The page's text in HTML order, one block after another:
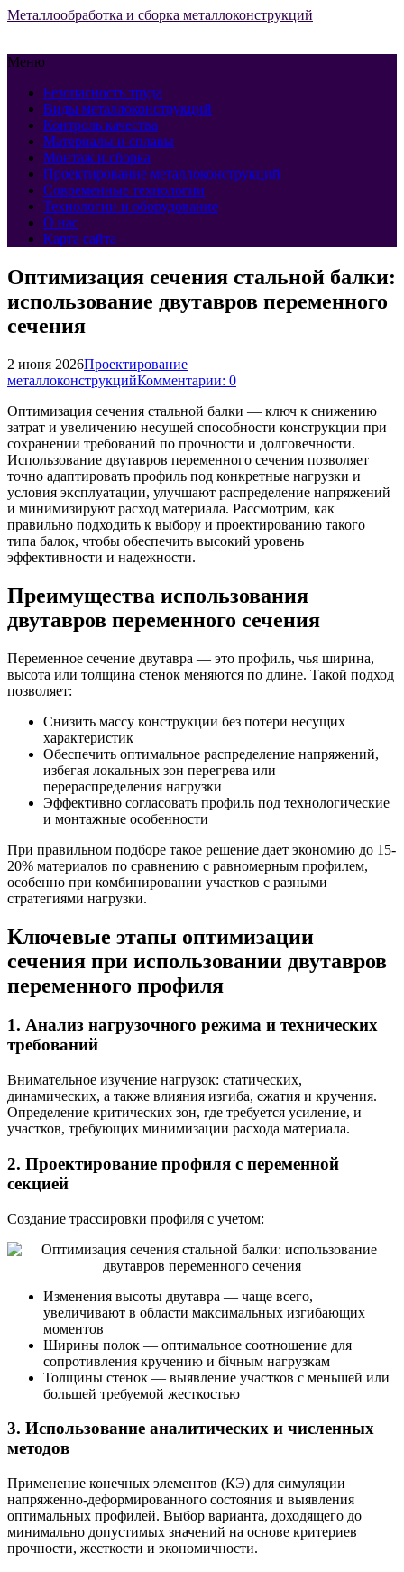
Металлообработка и сборка металлоконструкций
Меню
Безопасность труда
Виды металлоконструкций
Контроль качества
Материалы и сплавы
Монтаж и сборка
Проектирование металлоконструкций
Современные технологии
Технологии и оборудование
О нас
Карта сайта
Оптимизация сечения стальной балки:
использование двутавров переменного
сечения
2 июня 2026Проектирование
металлоконструкцийКомментарии: 0
Оптимизация сечения стальной балки — ключ к снижению
затрат и увеличению несущей способности конструкции при
сохранении требований по прочности и долговечности.
Использование двутавров переменного сечения позволяет
точно адаптировать профиль под конкретные нагрузки и
условия эксплуатации, улучшают распределение напряжений
и минимизируют расход материала. Рассмотрим, как
правильно подходить к выбору и проектированию такого
типа балок, чтобы обеспечить высокий уровень
эффективности и надежности.
Преимущества использования
двутавров переменного сечения
Переменное сечение двутавра — это профиль, чья ширина,
высота или толщина стенок меняются по длине. Такой подход
позволяет:
Снизить массу конструкции без потери несущих
характеристик
Обеспечить оптимальное распределение напряжений,
избегая локальных зон перегрева или
перераспределения нагрузки
Эффективно согласовать профиль под технологические
и монтажные особенности
При правильном подборе такое решение дает экономию до 15-
20% материалов по сравнению с равномерным профилем,
особенно при комбинировании участков с разными
стратегиями нагрузки.
Ключевые этапы оптимизации
сечения при использовании двутавров
переменного профиля
1. Анализ нагрузочного режима и технических
требований
Внимательное изучение нагрузок: статических,
динамических, а также влияния изгиба, сжатия и кручения.
Определение критических зон, где требуется усиление, и
участков, требующих минимизации расхода материала.
2. Проектирование профиля с переменной
секцией
Создание трассировки профиля с учетом:
Изменения высоты двутавра — чаще всего,
увеличивают в области максимальных изгибающих
моментов
Ширины полок — оптимальное соотношение для
сопротивления кручению и бічным нагрузкам
Толщины стенок — выявление участков с меньшей или
большей требуемой жесткостью
3. Использование аналитических и численных
методов
Применение конечных элементов (КЭ) для симуляции
напряженно-деформированного состояния и выявления
оптимальных профилей. Выбор варианта, доходящего до
минимально допустимых значений на основе критериев
прочности, жесткости и экономичности.